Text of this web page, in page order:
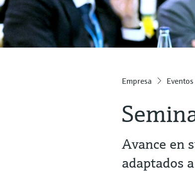
Empresa
Avance en
adaptados